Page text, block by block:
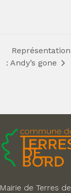
: Andy’s gone
Mairie de Terres